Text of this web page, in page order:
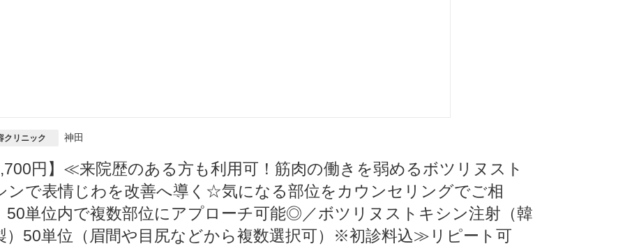
クリニック 神田
円】≪来院歴のある方も利用可！筋肉の働きを弱めるボツリヌスト
ンで表情じわを改善へ導く☆気になる部位をカウンセリングでご相
50単位内で複数部位にアプローチ可能◎／ボツリヌストキシン注射（韓
）50単位（眉間や目尻などから複数選択可）※初診料込≫リピート可